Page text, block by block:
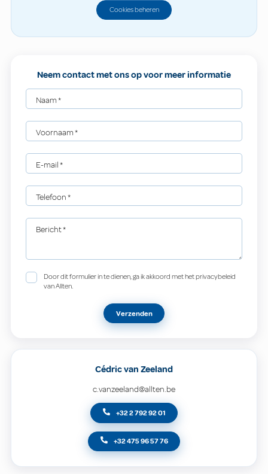
Cookies beheren
Neem contact met ons op voor meer informatie
Naam*
Voornaam*
E-mail*
Telefoon*
Bericht*
Door dit formulier in te dienen, ga ik akkoord met het privacybeleid
van Allten.
Verzenden
Cédric van Zeeland
c.vanzeeland@allten.be
+32 2 792 92 01
+32 475 96 57 76